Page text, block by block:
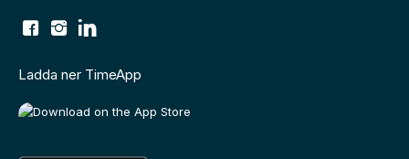
Ladda ner TimeApp